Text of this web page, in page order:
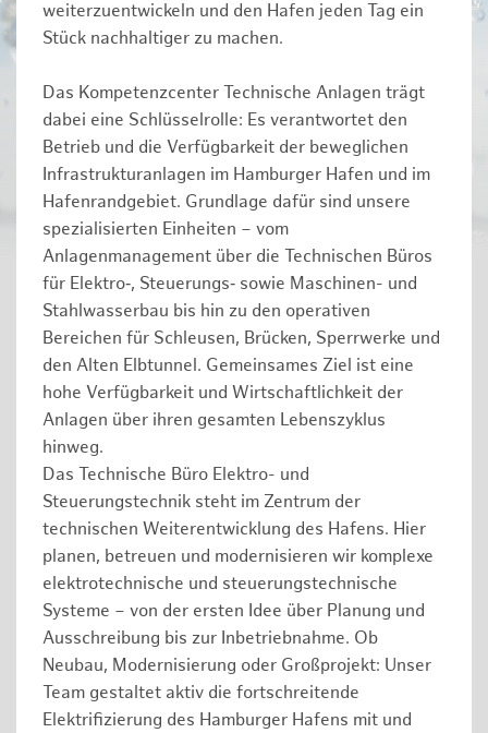
weiterzuentwickeln und den Hafen jeden Tag ein
Stück nachhaltiger zu machen.
Das Kompetenzcenter Technische Anlagen trägt
dabei eine Schlüsselrolle: Es verantwortet den
Betrieb und die Verfügbarkeit der beweglichen
Infrastrukturanlagen im Hamburger Hafen und im
Hafenrandgebiet. Grundlage dafür sind unsere
spezialisierten Einheiten – vom
Anlagenmanagement über die Technischen Büros
für Elektro‑, Steuerungs‑ sowie Maschinen- und
Stahlwasserbau bis hin zu den operativen
Bereichen für Schleusen, Brücken, Sperrwerke und
den Alten Elbtunnel. Gemeinsames Ziel ist eine
hohe Verfügbarkeit und Wirtschaftlichkeit der
Anlagen über ihren gesamten Lebenszyklus
hinweg.
Das Technische Büro Elektro- und
Steuerungstechnik steht im Zentrum der
technischen Weiterentwicklung des Hafens. Hier
planen, betreuen und modernisieren wir komplexe
elektrotechnische und steuerungstechnische
Systeme – von der ersten Idee über Planung und
Ausschreibung bis zur Inbetriebnahme. Ob
Neubau, Modernisierung oder Großprojekt: Unser
Team gestaltet aktiv die fortschreitende
Elektrifizierung des Hamburger Hafens mit und